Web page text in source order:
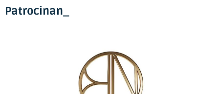
Patrocinan_